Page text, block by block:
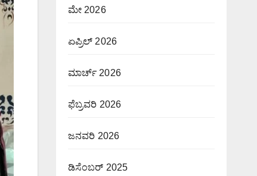
ಮೇ 2026
ಏಪ್ರಿಲ್ 2026
ಮಾರ್ಚ್ 2026
ಫೆಬ್ರವರಿ 2026
ಜನವರಿ 2026
ಡಿಸೆಂಬರ್ 2025